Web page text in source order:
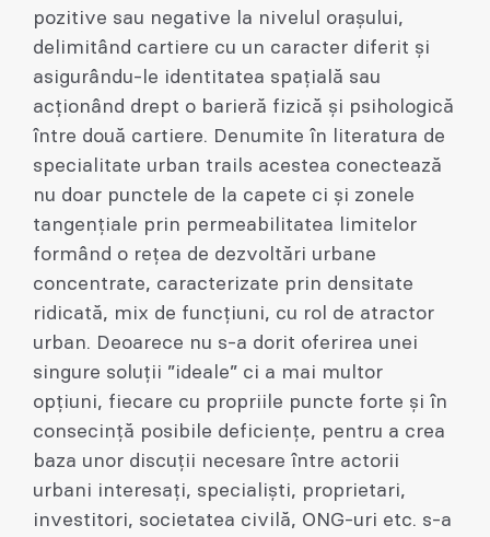
pozitive sau negative la nivelul orașului,
delimitând cartiere cu un caracter diferit și
asigurându-le identitatea spațială sau
acționând drept o barieră fizică și psihologică
între două cartiere. Denumite în literatura de
specialitate urban trails acestea conectează
nu doar punctele de la capete ci și zonele
tangențiale prin permeabilitatea limitelor
formând o rețea de dezvoltări urbane
concentrate, caracterizate prin densitate
ridicată, mix de funcțiuni, cu rol de atractor
urban. Deoarece nu s-a dorit oferirea unei
singure soluții ”ideale” ci a mai multor
opțiuni, fiecare cu propriile puncte forte și în
consecință posibile deficiențe, pentru a crea
baza unor discuții necesare între actorii
urbani interesați, specialiști, proprietari,
investitori, societatea civilă, ONG-uri etc. s-a